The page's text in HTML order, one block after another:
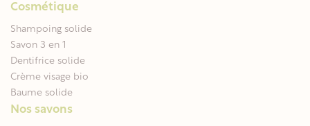
Cosmétique
Shampoing solide
Savon 3 en 1
Dentifrice solide
Crème visage bio
Baume solide
Nos savons